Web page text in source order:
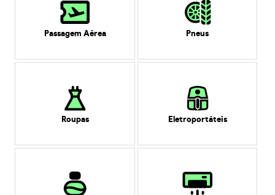
Passagem Aérea Pneus
Roupas Eletroportáteis